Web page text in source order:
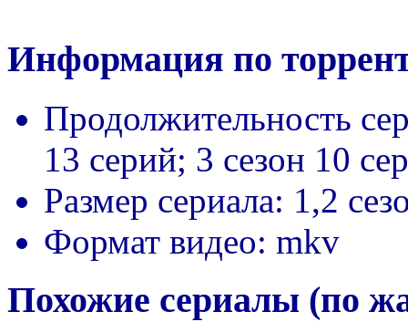
Информация по
Продолжительность
13 серий; 3 сезон 10
Размер сериала: 1,2
Формат видео: mkv
Похожие сериалы (по